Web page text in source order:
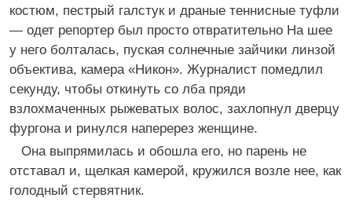
костюм, пестрый галстук и драные теннисные туфли
— одет репортер был просто отвратительно На шее
у него болталась, пуская солнечные зайчики линзой
объектива, камера «Никон». Журналист помедлил
секунду, чтобы откинуть со лба пряди
взлохмаченных рыжеватых волос, захлопнул дверцу
фургона и ринулся наперерез женщине.
Она выпрямилась и обошла его, но парень не
отставал и, щелкая камерой, кружился возле нее, как
голодный стервятник.